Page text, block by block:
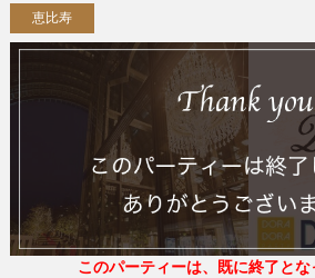
恵比寿
このパーティーは、既に終了とな